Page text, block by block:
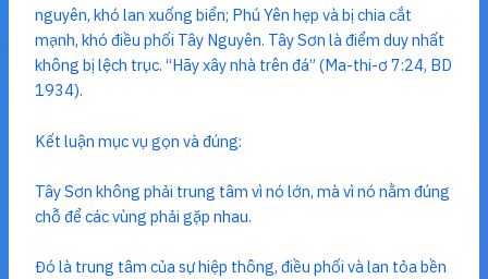
nguyên, khó lan xuống biển; Phú Yên hẹp và bị chia cắt
mạnh, khó điều phối Tây Nguyên. Tây Sơn là điểm duy nhất
không bị lệch trục. “Hãy xây nhà trên đá” (Ma-thi-ơ 7:24, BD
1934).
Kết luận mục vụ gọn và đúng:
Tây Sơn không phải trung tâm vì nó lớn, mà vì nó nằm đúng
chỗ để các vùng phải gặp nhau.
Đó là trung tâm của sự hiệp thông, điều phối và lan tỏa bền